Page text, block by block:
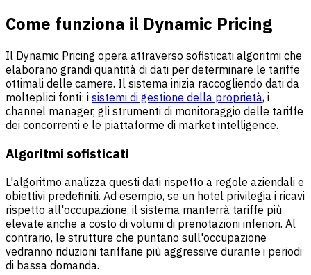
Come funziona il Dynamic Pricing
Il Dynamic Pricing opera attraverso sofisticati algoritmi che
elaborano grandi quantità di dati per determinare le tariffe
ottimali delle camere. Il sistema inizia raccogliendo dati da
molteplici fonti: i sistemi di gestione della proprietà, i
channel manager, gli strumenti di monitoraggio delle tariffe
dei concorrenti e le piattaforme di market intelligence.
Algoritmi sofisticati
L'algoritmo analizza questi dati rispetto a regole aziendali e
obiettivi predefiniti. Ad esempio, se un hotel privilegia i ricavi
rispetto all'occupazione, il sistema manterrà tariffe più
elevate anche a costo di volumi di prenotazioni inferiori. Al
contrario, le strutture che puntano sull'occupazione
vedranno riduzioni tariffarie più aggressive durante i periodi
di bassa domanda.